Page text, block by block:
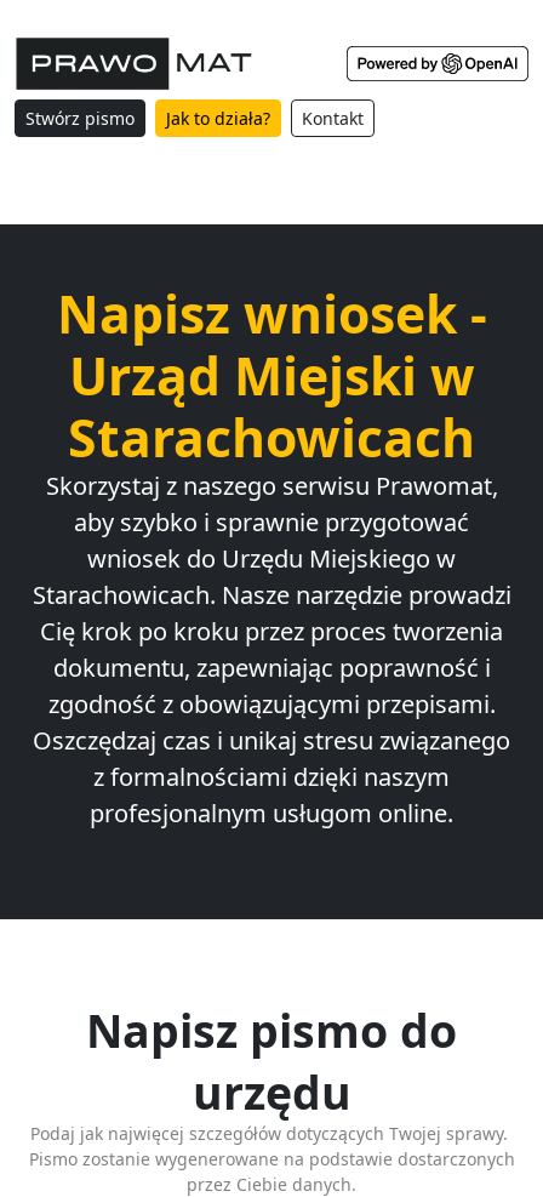
Stwórz pismo Jak to działa? Kontakt
Napisz wniosek -
Urząd Miejski w
Starachowicach
Skorzystaj z naszego serwisu Prawomat,
aby szybko i sprawnie przygotować
wniosek do Urzędu Miejskiego w
Starachowicach. Nasze narzędzie prowadzi
Cię krok po kroku przez proces tworzenia
dokumentu, zapewniając poprawność i
zgodność z obowiązującymi przepisami.
Oszczędzaj czas i unikaj stresu związanego
z formalnościami dzięki naszym
profesjonalnym usługom online.
Napisz pismo do
urzędu
Podaj jak najwięcej szczegółów dotyczących Twojej sprawy.
Pismo zostanie wygenerowane na podstawie dostarczonych
przez Ciebie danych.